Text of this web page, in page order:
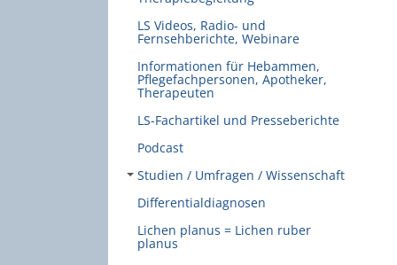
LS Videos, Radio- und
Fernsehberichte, Webinare
Informationen für Hebammen,
Pflegefachpersonen, Apotheker,
Therapeuten
LS-Fachartikel und Presseberichte
Podcast
Studien / Umfragen / Wissenschaft
Differentialdiagnosen
Lichen planus = Lichen ruber
planus